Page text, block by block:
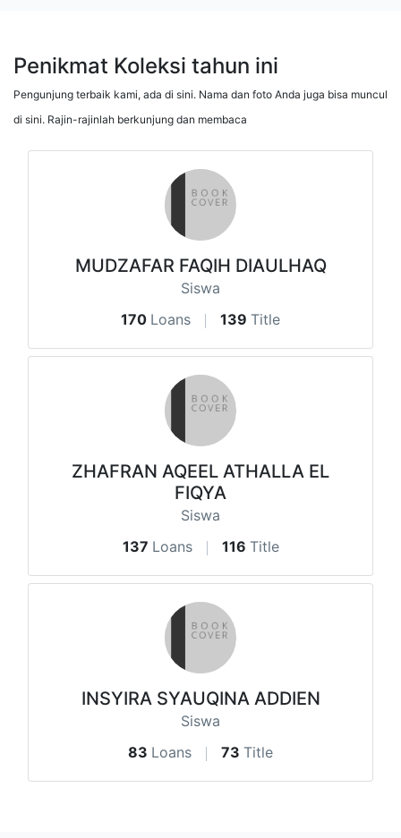
Penikmat Koleksi tahun ini
Pengunjung terbaik kami, ada di sini. Nama dan foto Anda juga bisa muncul
di sini. Rajin-rajinlah berkunjung dan membaca
MUDZAFAR FAQIH DIAULHAQ
Siswa
170 Loans 139 Title
ZHAFRAN AQEEL ATHALLA EL
FIQYA
Siswa
137 Loans 116 Title
INSYIRA SYAUQINA ADDIEN
Siswa
83 Loans 73 Title